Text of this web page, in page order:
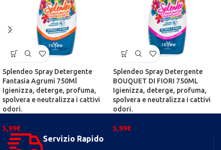
Splendeo Spray Detergente
Fantasia Agrumi 750Ml
Igienizza, deterge, profuma,
spolvera e neutralizza i cattivi
odori.
5,99€
Splendeo Spray Detergente
BOUQUET DI FIORI 750ML
Igienizza, deterge, profuma,
spolvera e neutralizza i cattivi
odori.
5,99€
Servizio Rapido